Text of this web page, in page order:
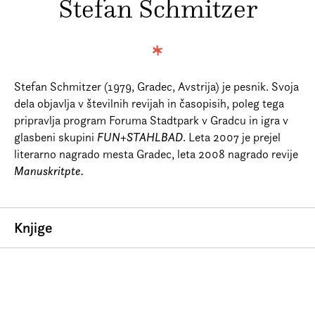
Prijava na e-novice
Stefan Schmitzer
Stefan Schmitzer (1979, Gradec, Avstrija) je pesnik. Svoja
dela objavlja v številnih revijah in časopisih, poleg tega
pripravlja program Foruma Stadtpark v Gradcu in igra v
glasbeni skupini FUN+STAHLBAD. Leta 2007 je prejel
literarno nagrado mesta Gradec, leta 2008 nagrado revije
Manuskritpte.
Knjige